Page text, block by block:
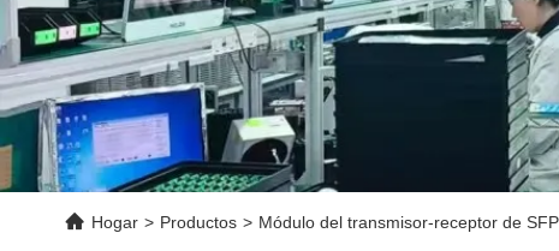
Hogar > Productos > Módulo del transmisor-receptor de SFP